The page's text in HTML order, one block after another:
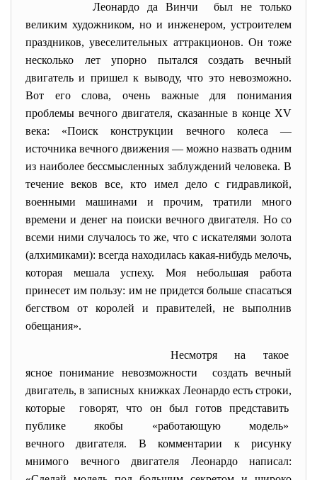
Леонардо да Винчи был не только
великим художником, но и инженером, устроителем
праздников, увеселительных аттракционов. Он тоже
несколько лет упорно пытался создать вечный
двигатель и пришел к выводу, что это невозможно.
Вот его слова, очень важные для понимания
проблемы вечного двигателя, сказанные в конце XV
века: «Поиск конструкции вечного колеса —
источника вечного движения — можно назвать одним
из наиболее бессмысленных заблуждений человека. В
течение веков все, кто имел дело с гидравликой,
военными машинами и прочим, тратили много
времени и денег на поиски вечного двигателя. Но со
всеми ними случалось то же, что с искателями золота
(алхимиками): всегда находилась какая-нибудь мелочь,
которая мешала успеху. Моя небольшая работа
принесет им пользу: им не придется больше спасаться
бегством от королей и правителей, не выполнив
обещания».
Несмотря на такое
ясное понимание невозможности создать вечный
двигатель, в записных книжках Леонардо есть строки,
которые говорят, что он был готов представить
публике якобы «работающую модель»
вечного двигателя. В комментарии к рисунку
мнимого вечного двигателя Леонардо написал: